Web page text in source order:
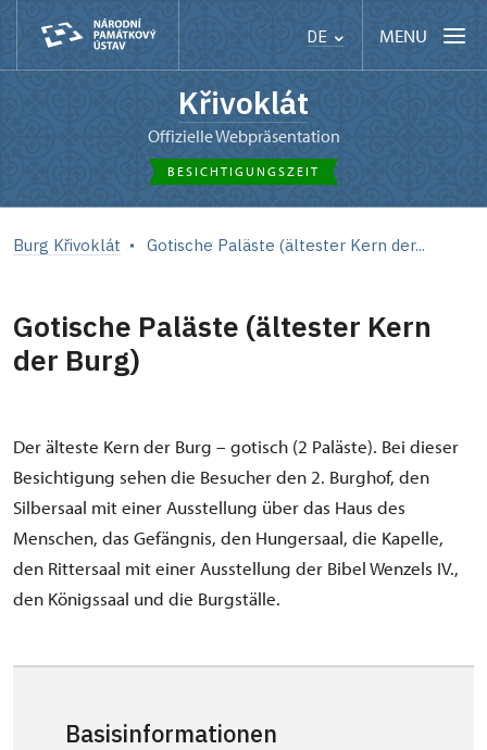
DE MENU
Křivoklát
Offizielle Webpräsentation
BESICHTIGUNGSZEIT
Burg Křivoklát Gotische Paläste (ältester Kern der...
Gotische Paläste (ältester Kern
der Burg)
Der älteste Kern der Burg – gotisch (2 Paläste). Bei dieser
Besichtigung sehen die Besucher den 2. Burghof, den
Silbersaal mit einer Ausstellung über das Haus des
Menschen, das Gefängnis, den Hungersaal, die Kapelle,
den Rittersaal mit einer Ausstellung der Bibel Wenzels IV.,
den Königssaal und die Burgställe.
Basisinformationen